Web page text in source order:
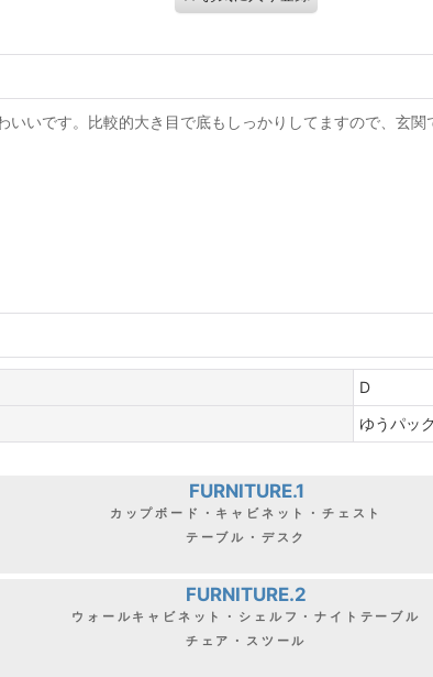
いです。比較的大き目で底もしっかりしてますので、玄
D
ゆうパック
FURNITURE.1
カップボード・キャビネット・チェスト
テーブル・デスク
FURNITURE.2
ウォールキャビネット・シェルフ・ナイトテーブル
チェア・スツール